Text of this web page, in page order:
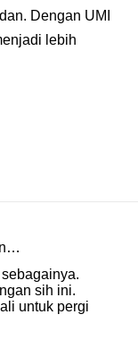
Dengan UMI
lebih
sih ini.
untuk pergi